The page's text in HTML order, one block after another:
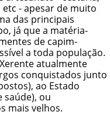
- apesar de muito
das principais
já que a matéria-
de capim-
a toda população.
atualmente
conquistados junto
ao Estado
saúde), ou
mais velhos.